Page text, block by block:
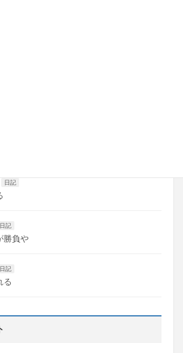
日記
日記
勝負や
日記
る